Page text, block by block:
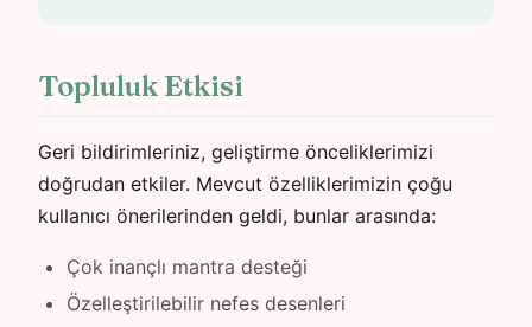
Topluluk Etkisi
Geri bildirimleriniz, geliştirme önceliklerimizi
doğrudan etkiler. Mevcut özelliklerimizin çoğu
kullanıcı önerilerinden geldi, bunlar arasında:
Çok inançlı mantra desteği
Özelleştirilebilir nefes desenleri